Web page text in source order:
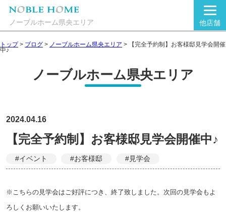
ノーブルホーム県央エリア 他店舗
トップ> ブログ > ノーブルホーム県央エリア > 【完全予約制】お客様邸見学会開催
中♪
ノーブルホーム県央エリア
2024.04.16
【完全予約制】お客様邸見学会開催中♪
#イベント #お客様邸 #見学会
※こちらの見学会はご好評につき、終了致しました。次回の見学会もよ
ろしくお願いいたします。